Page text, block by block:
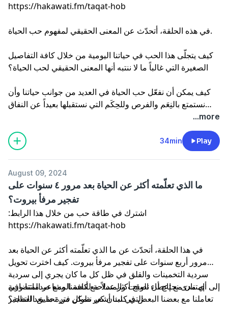
في هذه الحلقة، أتحدّث عن المعنى الحقيقي لمفهوم حب الحياة.
كيف يتجلّى هذا الحب في حياتنا اليومية من خلال كافة التفاصيل
الصغيرة التي غالباً ما لا ننتبه أنها المعنى الحقيقي لحب الحياة؟
كيف يمكن أن نفعّل حب الحياة في العديد من جوانب حياتنا وأن
نستمتع بالنِعَم والفرص وللحِكَم التي نستقبلها بعيداً عن النفاق
وعن فلسفة حب الحياة المزيّفة وكل ما يحيط بها من إسقاطات و
"تراندات" ومظاهر طاقتها لا تدوم ولا تنبع حتى من مكان حقيقي
...more
34min Play
August 09, 2024
ما الذي تعلّمته أكثر عن الحياة بعد مرور ٤ سنوات على
تفجير مرفأ بيروت؟
اشترك في طاقة حب من خلال هذا الرابط:
في هذا الحلقة، أتحدّث عن ما الذي تعلّمته أكثر عن الحياة بعد
مرور أربع سنوات على تفجير مرفأ بيروت. كيف اخترت تحويل
سردية التخمينات والقلق في ظل كل ما كان يجري إلى سردية
إمتنان مع إعطاء الوقت والمساحة لكافة المشاعر المتضاربة
التي كنت أشعر طوال فترة ما بعد التفجير.
إلى أي مدى نحتاج أن نصبح أكثر عدلاً مع أنفسنا ومع صدماتنا وفي